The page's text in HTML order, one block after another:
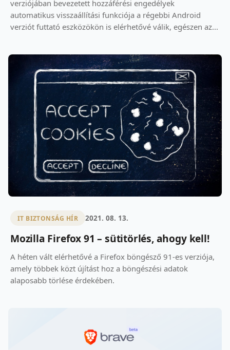
verziójában bevezetett hozzáférési engedélyek
automatikus visszaállítási funkciója a régebbi Android
verziót futtató eszközökön is elérhetővé válik, egészen az...
IT BIZTONSÁG HÍR 2021. 08. 13.
Mozilla Firefox 91 – sütitörlés, ahogy kell!
A héten vált elérhetővé a Firefox böngésző 91-es verziója,
amely többek közt újítást hoz a böngészési adatok
alaposabb törlése érdekében.